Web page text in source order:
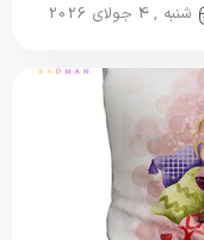
شنبه , 4 جولای 2026